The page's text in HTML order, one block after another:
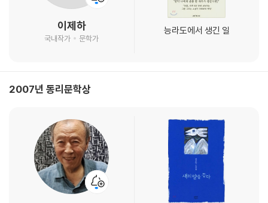
이제하
국내작가 문학가
능라도에서 생긴 일
2007년 동리문학상